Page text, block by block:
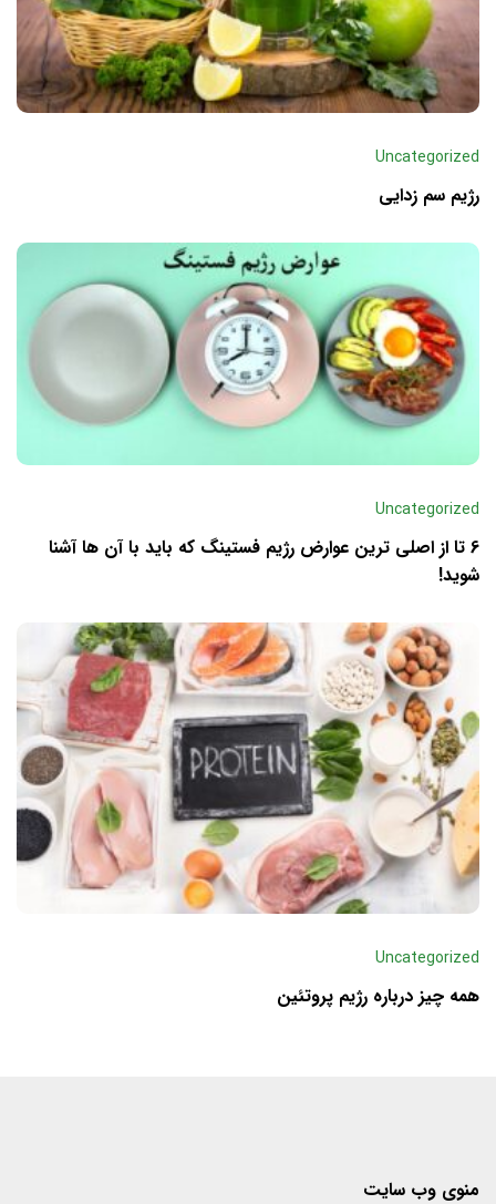
Uncategorized
رژیم سم زدایی
Uncategorized
6 تا از اصلی ترین عوارض رژیم فستینگ که باید با آن ها آشنا
شوید!
Uncategorized
همه چیز درباره رژیم پروتئین
منوی وب سایت